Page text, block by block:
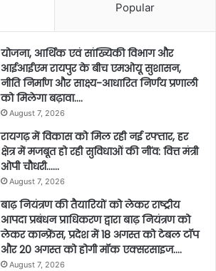
Popular
योजना, आर्थिक एवं सांख्यिकी विभाग और
आईआईएम रायपुर के बीच एमओयू सुशासन,
नीति निर्माण और साक्ष्य-आधारित निर्णय प्रणाली
को मिलेगा बढ़ावा….
August 7, 2026
रायगढ़ में विकास को मिल रही नई रफ्तार, हर
क्षेत्र में मजबूत हो रही सुविधाओं की नींव: वित्त मंत्री
ओपी चौधरी……
August 7, 2026
बाढ़ नियंत्रण की तैयारियों को लेकर राष्ट्रीय
आपदा प्रबंधन प्राधिकरण द्वारा बाढ़ नियंत्रण को
लेकर कान्फ्रेंस, प्रदेश में 18 अगस्त को टेबल टॉप
और 20 अगस्त को होगी मॉक एक्सरसाइज….
August 7, 2026